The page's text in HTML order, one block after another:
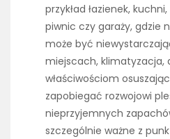
przykład łazienek,
piwnic czy garaży, gdzie
może być
miejscach, klimatyzacja,
właściwościom
zapobiegać rozwojowi
nieprzyjemnych
szczególnie ważne z